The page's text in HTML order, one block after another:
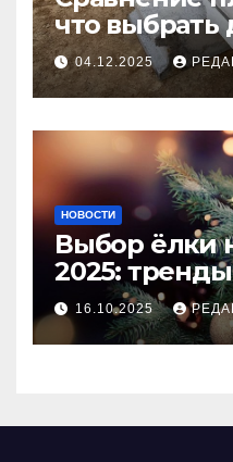
что выбрать
покрытия
04.12.2025
НОВОСТИ
Выбор ёлки
2025:
идеального
16.10.2025